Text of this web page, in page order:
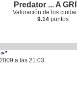
Predator ... A
Valoración de los
9.14 puntos
a las 21:03.